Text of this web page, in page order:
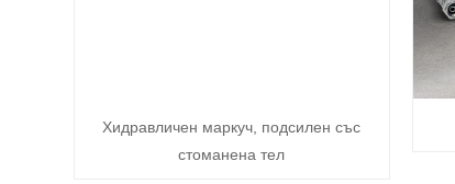
Хидравличен маркуч, подсилен със
стоманена тел